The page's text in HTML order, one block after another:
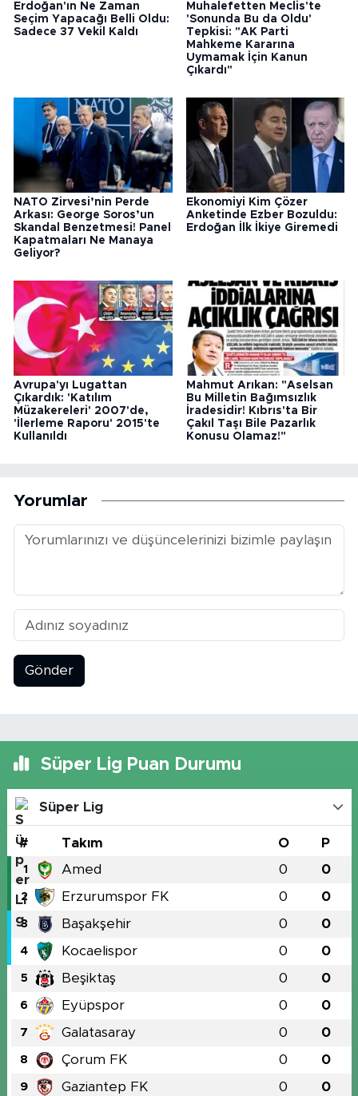
Erdoğan'ın Ne Zaman
Seçim Yapacağı Belli Oldu:
Sadece 37 Vekil Kaldı
Muhalefetten Meclis'te
'Sonunda Bu da Oldu'
Tepkisi: "AK Parti
Mahkeme Kararına
Uymamak İçin Kanun
Çıkardı"
NATO Zirvesi’nin Perde
Arkası: George Soros’un
Skandal Benzetmesi! Panel
Kapatmaları Ne Manaya
Geliyor?
Ekonomiyi Kim Çözer
Anketinde Ezber Bozuldu:
Erdoğan İlk İkiye Giremedi
Avrupa'yı Lugattan
Çıkardık: 'Katılım
Müzakereleri' 2007'de,
'İlerleme Raporu' 2015'te
Kullanıldı
Mahmut Arıkan: "Aselsan
Bu Milletin Bağımsızlık
İradesidir! Kıbrıs'ta Bir
Çakıl Taşı Bile Pazarlık
Konusu Olamaz!"
Yorumlar
Gönder
Süper Lig Puan Durumu
Süper Lig
# Takım O P
1 Amed 0 0
2 Erzurumspor FK 0 0
3 Başakşehir 0 0
4 Kocaelispor 0 0
5 Beşiktaş 0 0
6 Eyüpspor 0 0
7 Galatasaray 0 0
8 Çorum FK 0 0
9 Gaziantep FK 0 0